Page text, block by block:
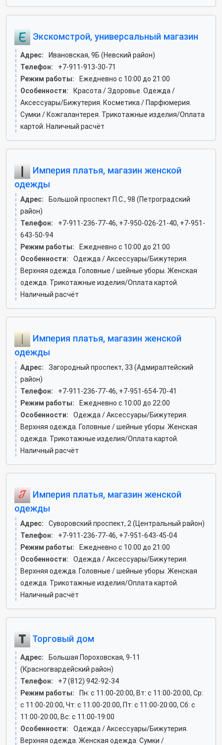
Экскомстрой, универсальный магазин
Адрес:
Ивановская, 9Б (Невский район)
Телефон:
+7-911-913-30-71
Режим работы:
Ежедневно с 10:00 до 21:00
Особенности:
Красота / Здоровье. Одежда /
Аксессуары/Бижутерия. Косметика / Парфюмерия.
Сумки / Кожгалантерея. Трикотажные изделия/Оплата
картой. Наличный расчёт
Империя платья, магазин женской
одежды
Адрес:
Большой проспект П.С., 98 (Петроградский
район)
Телефон:
+7-911-236-77-46, +7-950-026-21-40, +7-951-
643-50-94
Режим работы:
Ежедневно с 10:00 до 21:00
Особенности:
Одежда / Аксессуары/Бижутерия.
Верхняя одежда. Головные / шейные уборы. Женская
одежда. Трикотажные изделия/Оплата картой.
Наличный расчёт
Империя платья, магазин женской
одежды
Адрес:
Загородный проспект, 33 (Адмиралтейский
район)
Телефон:
+7-911-236-77-46, +7-951-654-70-41
Режим работы:
Ежедневно с 10:00 до 22:00
Особенности:
Одежда / Аксессуары/Бижутерия.
Верхняя одежда. Головные / шейные уборы. Женская
одежда. Трикотажные изделия/Оплата картой.
Наличный расчёт
Империя платья, магазин женской
одежды
Адрес:
Суворовский проспект, 2 (Центральный район)
Телефон:
+7-911-236-77-46, +7-951-643-45-04
Режим работы:
Ежедневно с 10:00 до 21:00
Особенности:
Одежда / Аксессуары/Бижутерия.
Верхняя одежда. Головные / шейные уборы. Женская
одежда. Трикотажные изделия/Оплата картой.
Наличный расчёт
Торговый дом
Адрес:
Большая Пороховская, 9-11
(Красногвардейский район)
Телефон:
+7 (812) 942-92-34
Режим работы:
Пн: c 11:00-20:00, Вт: c 11:00-20:00, Ср:
c 11:00-20:00, Чт: c 11:00-20:00, Пт: c 11:00-20:00, Сб: c
11:00-20:00, Вс: c 11:00-19:00
Особенности:
Одежда / Аксессуары/Бижутерия.
Верхняя одежда. Женская одежда. Сумки /